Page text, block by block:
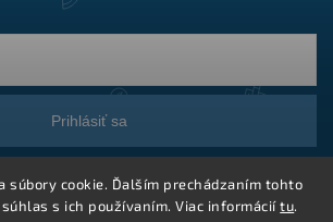
súbory cookie. Ďalším prechádzaním tohto
s ich používaním. Viac informáciítu.
Prihlásiť sa